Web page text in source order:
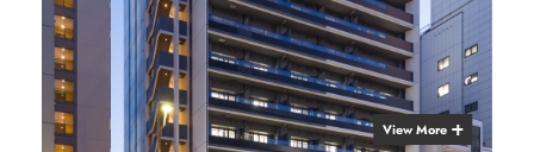
View More